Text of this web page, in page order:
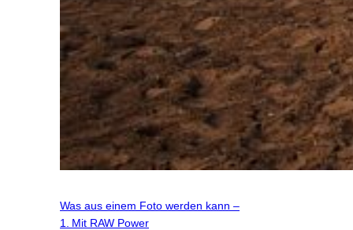
Was aus einem Foto werden kann –
1. Mit RAW Power